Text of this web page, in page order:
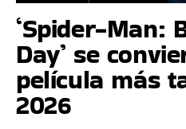
‘Spider-Man:
Day’ se
película más
2026